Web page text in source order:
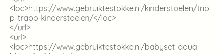
<loc>https://www.gebruiktestokke.nl/kinderstoelen/trip
p-trapp-kinderstoelen/</loc>
</url>
<url>
<loc>https://www.gebruiktestokke.nl/babyset-aqua-